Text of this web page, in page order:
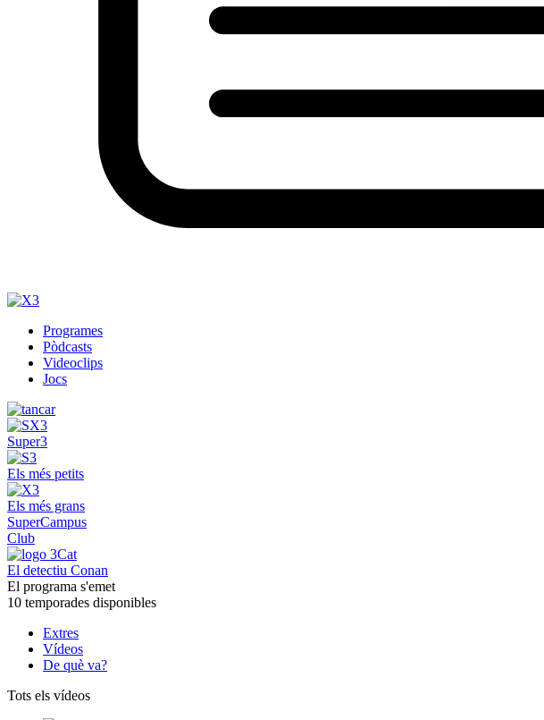
Programes
Pòdcasts
Videoclips
Jocs
Super3
Els més petits
Els més grans
SuperCampus
Club
El detectiu Conan
El programa s'emet
10 temporades disponibles
Extres
Vídeos
De què va?
Tots els vídeos